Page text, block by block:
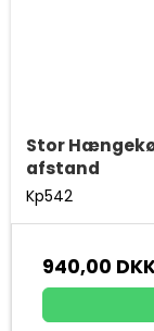
Stor
afstand
Kp542
940,00